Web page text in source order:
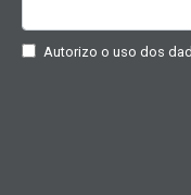
Autorizo o uso dos